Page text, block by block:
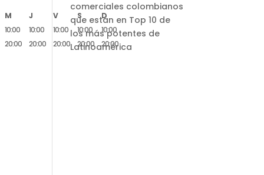
M J V S
D
10:00
20:00
10:00
20:00
10:00
20:00
10:00
20:00
10:00
20:00
comerciales colombianos
que están en Top 10 de
los más potentes de
Latinoamérica